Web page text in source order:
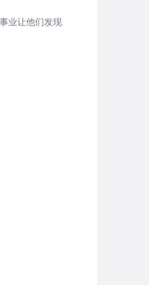
业让他们发现